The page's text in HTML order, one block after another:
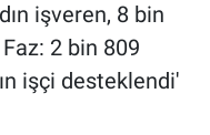
işveren, 8 bin
2 bin 809
işçi desteklendi'